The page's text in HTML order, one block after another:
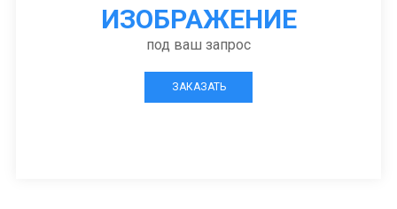
ИЗОБРАЖЕНИЕ
под ваш запрос
ЗАКАЗАТЬ